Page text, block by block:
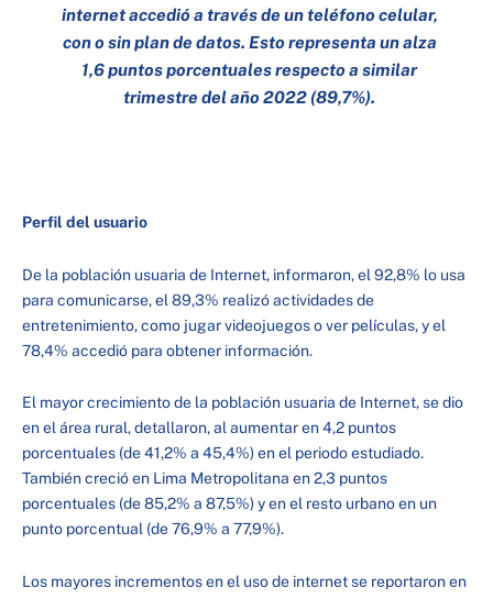
internet accedió a través de un teléfono celular,
con o sin plan de datos. Esto representa un alza
1,6 puntos porcentuales respecto a similar
trimestre del año 2022 (89,7%).
Perfil del usuario
De la población usuaria de Internet, informaron, el 92,8% lo usa
para comunicarse, el 89,3% realizó actividades de
entretenimiento, como jugar videojuegos o ver películas, y el
78,4% accedió para obtener información.
El mayor crecimiento de la población usuaria de Internet, se dio
en el área rural, detallaron, al aumentar en 4,2 puntos
porcentuales (de 41,2% a 45,4%) en el periodo estudiado.
También creció en Lima Metropolitana en 2,3 puntos
porcentuales (de 85,2% a 87,5%) y en el resto urbano en un
punto porcentual (de 76,9% a 77,9%).
Los mayores incrementos en el uso de internet se reportaron en